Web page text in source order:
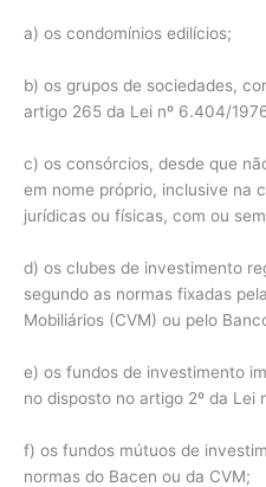
a) os condomínios edilícios;
b) os grupos de sociedades,
artigo 265 da Lei nº 6.404/
c) os consórcios, desde que
em nome próprio, inclusive na
jurídicas ou físicas, com ou
d) os clubes de investimento
segundo as normas fixadas
Mobiliários (CVM) ou pelo
e) os fundos de investimento
no disposto no artigo 2º da Lei
f) os fundos mútuos de
normas do Bacen ou da CVM;